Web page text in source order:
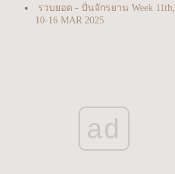
รวบยอด - ปั่นจักรยาน Week 11th,
10-16 MAR 2025
17-24 FEB 2025 ในเวลาที่มีธุระ...
ปั่นจักรยาน Week 7th, 11-16 FEB
2025 และงาน Doi Inthanon #16
รวบยอด - ปั่นจักรยาน Week 6th,
ad